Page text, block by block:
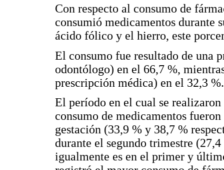
Con respecto al consumo de
consumió medicamentos durante
ácido fólico y el hierro, este
El consumo fue resultado de una
odontólogo) en el 66,7 %,
prescripción médica) en el 32,3 %.
El período en el cual se
consumo de medicamentos
gestación (33,9 % y 38,7 %
durante el segundo trimestre
igualmente es en el primer y